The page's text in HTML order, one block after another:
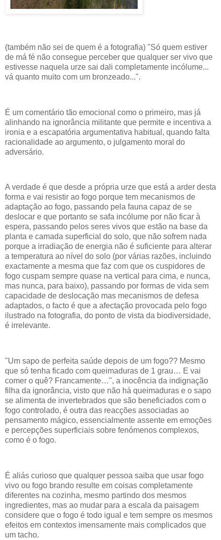
(também não sei de quem é a fotografia) "Só quem estiver
de má fé não consegue perceber que qualquer ser vivo que
estivesse naquela urze sai dali completamente incólume...
vá quanto muito com um bronzeado...".
É um comentário tão emocional como o primeiro, mas já
alinhando na ignorância militante que permite e incentiva a
ironia e a escapatória argumentativa habitual, quando falta
racionalidade ao argumento, o julgamento moral do
adversário.
A verdade é que desde a própria urze que está a arder desta
forma e vai resistir ao fogo porque tem mecanismos de
adaptação ao fogo, passando pela fauna capaz de se
deslocar e que portanto se safa incólume por não ficar à
espera, passando pelos seres vivos que estão na base da
planta e camada superficial do solo, que não sofrem nada
porque a irradiação de energia não é suficiente para alterar
a temperatura ao nível do solo (por várias razões, incluindo
exactamente a mesma que faz com que os cuspidores de
fogo cuspam sempre quase na vertical para cima, e nunca,
mas nunca, para baixo), passando por formas de vida sem
capacidade de deslocação mas mecanismos de defesa
adaptados, o facto é que a afectação provocada pelo fogo
ilustrado na fotografia, do ponto de vista da biodiversidade,
é irrelevante.
"Um sapo de perfeita saúde depois de um fogo?? Mesmo
que só tenha ficado com queimaduras de 1 grau… E vai
comer o quê? Francamente…", a inocência da indignação
filha da ignorância, visto que não há queimaduras e o sapo
se alimenta de invertebrados que são beneficiados com o
fogo controlado, é outra das reacções associadas ao
pensamento mágico, essencialmente assente em emoções
e percepções superficiais sobre fenómenos complexos,
como é o fogo.
É aliás curioso que qualquer pessoa saiba que usar fogo
vivo ou fogo brando resulte em coisas completamente
diferentes na cozinha, mesmo partindo dos mesmos
ingredientes, mas ao mudar para a escala da paisagem
considere que o fogo é todo igual e tem sempre os mesmos
efeitos em contextos imensamente mais complicados que
um tacho.